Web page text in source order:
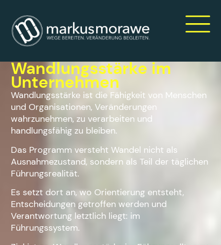
Wandlungsstärke im
Unternehmen
Wandlungsstärke ist die Fähigkeit von Menschen
und Organisationen, Veränderungen
wahrzunehmen, zu verarbeiten und
handlungsfähig zu bleiben.
Das Programm versteht Wandel nicht als
Ausnahmezustand, sondern als Teil der täglichen
Führungsrealität.
Es setzt dort an, wo Orientierung entsteht,
Entscheidungen getroffen werden und
Verantwortung letztlich liegt: im
Führungssystem.